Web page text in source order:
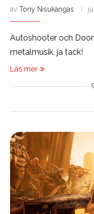
av Tony Nisukangas
Autoshooter och
metalmusik, ja tack!
Läs mer